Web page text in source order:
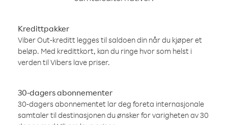
Kredittpakker
Viber Out-kreditt legges til saldoen din når du kjøper et
beløp. Med kredittkort, kan du ringe hvor som helst i
verden til Vibers lave priser.
30-dagers abonnementer
30-dagers abonnementet lar deg foreta internasjonale
samtaler til destinasjonen du ønsker for varigheten av 30